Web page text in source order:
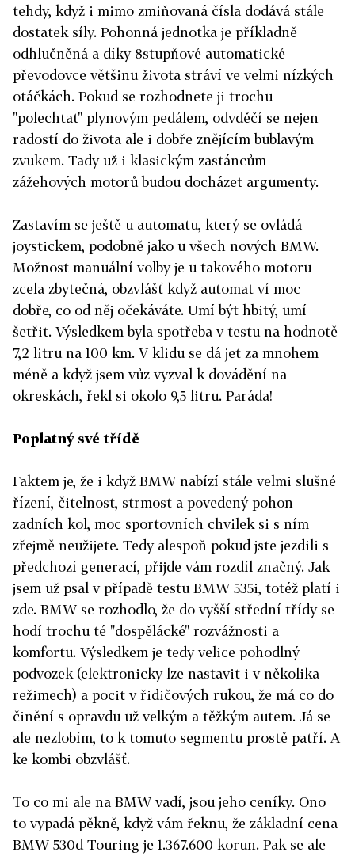
tehdy, když i mimo zmiňovaná čísla dodává stále
dostatek síly. Pohonná jednotka je příkladně
odhlučněná a díky 8stupňové automatické
převodovce většinu života stráví ve velmi nízkých
otáčkách. Pokud se rozhodnete ji trochu
"polechtat" plynovým pedálem, odvděčí se nejen
radostí do života ale i dobře znějícím bublavým
zvukem. Tady už i klasickým zastáncům
zážehových motorů budou docházet argumenty.
Zastavím se ještě u automatu, který se ovládá
joystickem, podobně jako u všech nových BMW.
Možnost manuální volby je u takového motoru
zcela zbytečná, obzvlášť když automat ví moc
dobře, co od něj očekáváte. Umí být hbitý, umí
šetřit. Výsledkem byla spotřeba v testu na hodnotě
7,2 litru na 100 km. V klidu se dá jet za mnohem
méně a když jsem vůz vyzval k dovádění na
okreskách, řekl si okolo 9,5 litru. Paráda!
Poplatný své třídě
Faktem je, že i když BMW nabízí stále velmi slušné
řízení, čitelnost, strmost a povedený pohon
zadních kol, moc sportovních chvilek si s ním
zřejmě neužijete. Tedy alespoň pokud jste jezdili s
předchozí generací, přijde vám rozdíl značný. Jak
jsem už psal v případě testu BMW 535i, totéž platí i
zde. BMW se rozhodlo, že do vyšší střední třídy se
hodí trochu té "dospělácké" rozvážnosti a
komfortu. Výsledkem je tedy velice pohodlný
podvozek (elektronicky lze nastavit i v několika
režimech) a pocit v řidičových rukou, že má co do
činění s opravdu už velkým a těžkým autem. Já se
ale nezlobím, to k tomuto segmentu prostě patří. A
ke kombi obzvlášť.
To co mi ale na BMW vadí, jsou jeho ceníky. Ono
to vypadá pěkně, když vám řeknu, že základní cena
BMW 530d Touring je 1.367.600 korun. Pak se ale